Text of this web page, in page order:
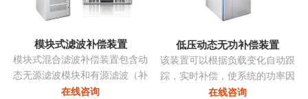
模块式滤波补偿装置
模块式混合滤波补偿装置包含动
态无源滤波模块和有源滤波（补
偿）模块两部分，共同承担无功
在线咨询
低压动态无功补偿装置
该装置可以根据负载变化自动跟
踪，实时补偿，使系统的功率因
数始终保持在最佳点，同时采用
在线咨询